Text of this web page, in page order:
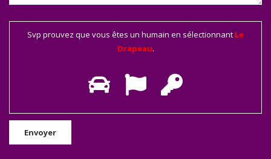
Svp prouvez que vous êtes un humain en sélectionnant Le
Drapeau.